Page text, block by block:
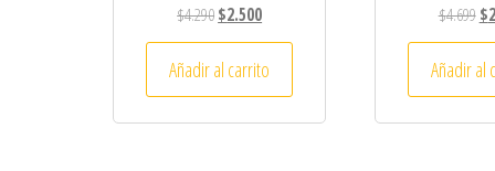
$4.290El precio original era: $4.290.
$2.500El precio actual es: $2.500.
Añadir al carrito
$4.699 El
$
Añadir al